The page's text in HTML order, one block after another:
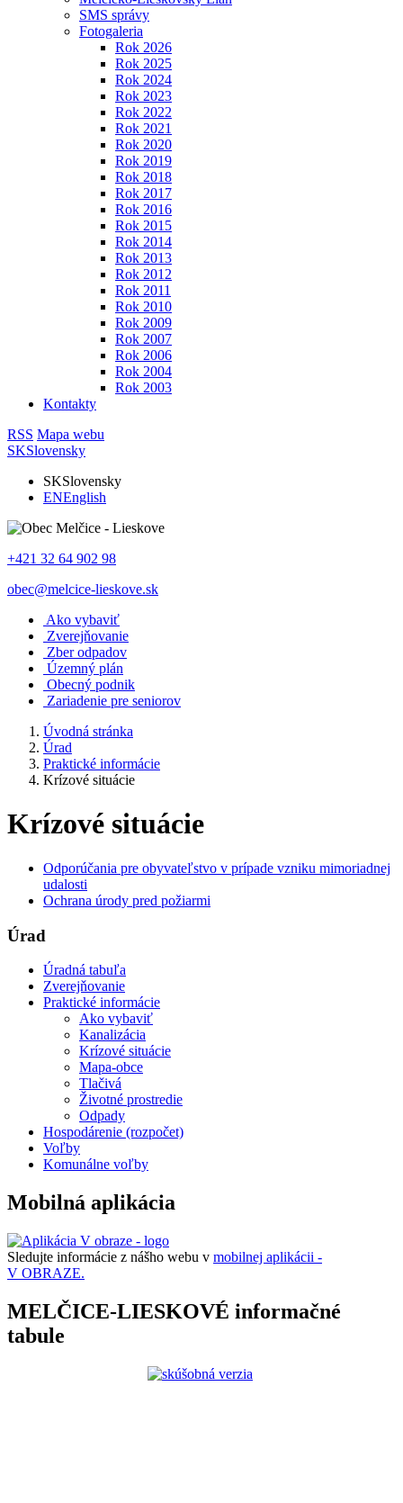
SMS správy
Fotogaleria
Rok 2026
Rok 2025
Rok 2024
Rok 2023
Rok 2022
Rok 2021
Rok 2020
Rok 2019
Rok 2018
Rok 2017
Rok 2016
Rok 2015
Rok 2014
Rok 2013
Rok 2012
Rok 2011
Rok 2010
Rok 2009
Rok 2007
Rok 2006
Rok 2004
Rok 2003
Kontakty
RSS Mapa webu
SKSlovensky
SKSlovensky
ENEnglish
+421 32 64 902 98
obec@melcice-lieskove.sk
Ako vybaviť
Zverejňovanie
Zber odpadov
Územný plán
Obecný podnik
Zariadenie pre seniorov
Úvodná stránka
Úrad
Praktické informácie
Krízové situácie
Krízové situácie
Odporúčania pre obyvateľstvo v prípade vzniku mimoriadnej
udalosti
Ochrana úrody pred požiarmi
Úrad
Úradná tabuľa
Zverejňovanie
Praktické informácie
Ako vybaviť
Kanalizácia
Krízové situácie
Mapa-obce
Tlačivá
Životné prostredie
Odpady
Hospodárenie (rozpočet)
Voľby
Komunálne voľby
Mobilná aplikácia
Sledujte informácie z nášho webu v mobilnej aplikácii -
V OBRAZE.
MELČICE-LIESKOVÉ informačné
tabule